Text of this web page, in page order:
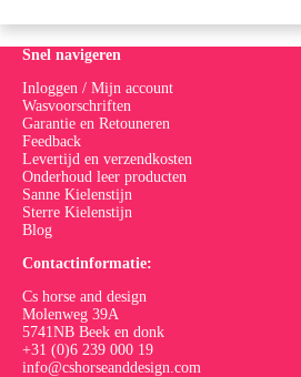
Snel navigeren
Inloggen / Mijn account
Wasvoorschriften
Garantie en Retouneren
Feedback
Levertijd en verzendkosten
Onderhoud leer producten
Sanne Kielenstijn
Sterre Kielenstijn
Blog
Contactinformatie:
Cs horse and design
Molenweg 39A
5741NB Beek en donk
+31 (0)6 239 000 19
info@cshorseanddesign.com